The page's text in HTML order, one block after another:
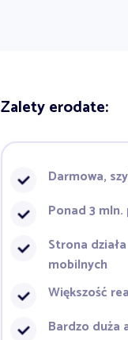
Zalety erodate:
Darmowa,
Ponad 3
Strona
mobilnych
Większość
Bardzo duża